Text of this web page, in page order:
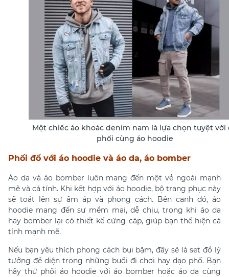
Một chiếc áo khoác denim nam là lựa chọn tuyệt vời
phối cùng áo hoodie
Phối đồ với áo hoodie và áo da, áo bomber
Áo da và áo bomber luôn mang đến một vẻ ngoài mạnh
mẽ và cá tính. Khi kết hợp với áo hoodie, bộ trang phục này
sẽ toát lên sự ấm áp và phong cách. Bên cạnh đó, áo
hoodie mang đến sự mềm mại, dễ chịu, trong khi áo da
hay bomber lại có thiết kế cứng cáp, giúp bạn thể hiện cá
tính mạnh mẽ.
Nếu bạn yêu thích phong cách bụi bặm, đây sẽ là set đồ lý
tưởng để diện trong những buổi đi chơi hay dạo phố. Bạn
hãy thử phối áo hoodie với áo bomber hoặc áo da cùng